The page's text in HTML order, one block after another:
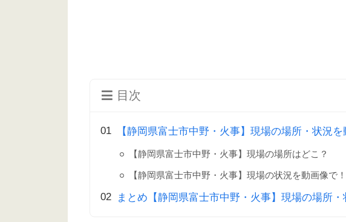
目次
【静岡県富士市中野・火事】現場の場所・状況
【静岡県富士市中野・火事】現場の場所はどこ？
【静岡県富士市中野・火事】現場の状況を動画像で！
まとめ【静岡県富士市中野・火事】現場の場所